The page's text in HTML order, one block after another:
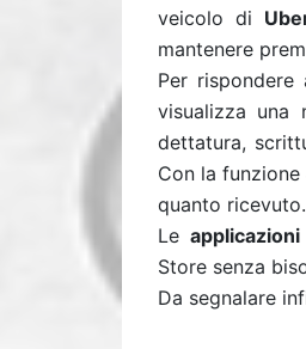
veicolo di
mantenere
Per
visualizza una
dettatura,
Con la funzione
quanto ricevuto.
Le
Store senza
Da segnalare